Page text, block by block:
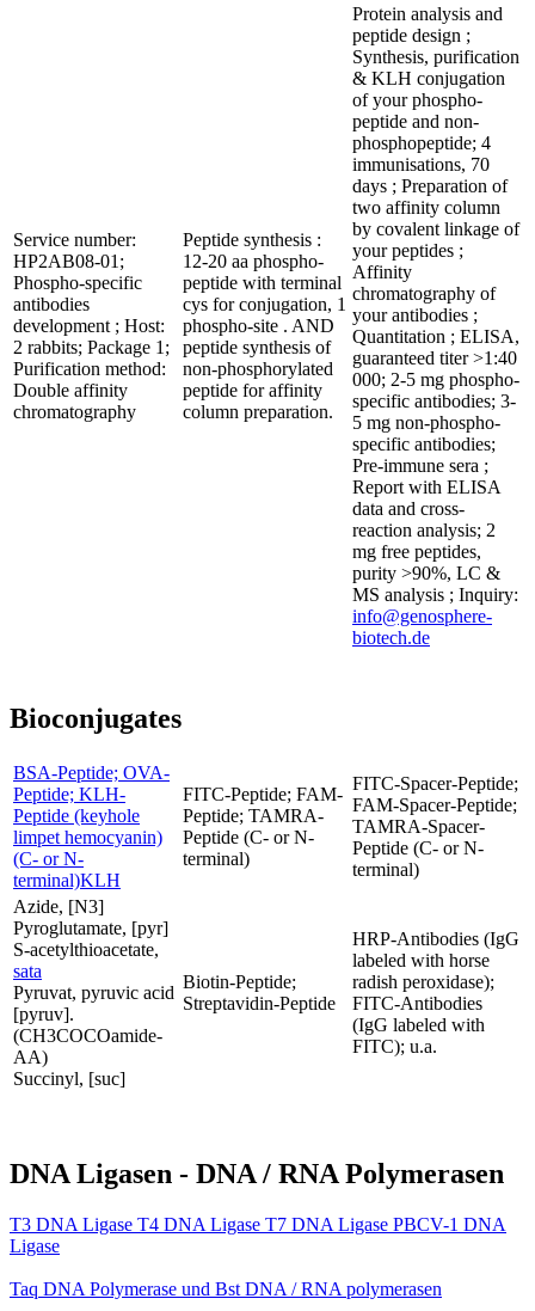
Service number:
HP2AB08-01;
Phospho-specific
antibodies
development ; Host:
2 rabbits; Package 1;
Purification method:
Double affinity
chromatography
Peptide synthesis :
12-20 aa phospho-
peptide with terminal
cys for conjugation, 1
phospho-site . AND
peptide synthesis of
non-phosphorylated
peptide for affinity
column preparation.
Protein analysis and
peptide design ;
Synthesis, purification
& KLH conjugation
of your phospho-
peptide and non-
phosphopeptide; 4
immunisations, 70
days ; Preparation of
two affinity column
by covalent linkage of
your peptides ;
Affinity
chromatography of
your antibodies ;
Quantitation ; ELISA,
guaranteed titer >1:40
000; 2-5 mg phospho-
specific antibodies; 3-
5 mg non-phospho-
specific antibodies;
Pre-immune sera ;
Report with ELISA
data and cross-
reaction analysis; 2
mg free peptides,
purity >90%, LC &
MS analysis ; Inquiry:
info@genosphere-
biotech.de
Bioconjugates
BSA-Peptide; OVA-
Peptide; KLH-
Peptide (keyhole
limpet hemocyanin)
(C- or N-
terminal)KLH
FITC-Peptide; FAM-
Peptide; TAMRA-
Peptide (C- or N-
terminal)
FITC-Spacer-Peptide;
FAM-Spacer-Peptide;
TAMRA-Spacer-
Peptide (C- or N-
terminal)
Azide, [N3]
Pyroglutamate, [pyr]
S-acetylthioacetate,
sata
Pyruvat, pyruvic acid
[pyruv].
(CH3COCOamide-
AA)
Succinyl, [suc]
Biotin-Peptide;
Streptavidin-Peptide
HRP-Antibodies (IgG
labeled with horse
radish peroxidase);
FITC-Antibodies
(IgG labeled with
FITC); u.a.
DNA Ligasen - DNA / RNA Polymerasen
T3 DNA Ligase T4 DNA Ligase T7 DNA Ligase PBCV-1 DNA
Ligase
Taq DNA Polymerase und Bst DNA / RNA polymerasen